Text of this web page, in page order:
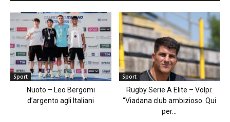
Sport
Nuoto – Leo Bergomi
d’argento agli Italiani
Sport
Rugby Serie A Elite – Volpi:
“Viadana club ambizioso. Qui
per...